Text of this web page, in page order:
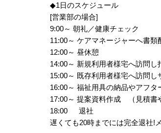
◆1日のスケジュール
[営業部の場合]
9:00～ 朝礼／健康チェック
11:00～ ケアマネージャーへ
12:00～ 昼休憩
14:00～ 新規利用者様宅へ訪問し
15:00～ 既存利用者様宅へ訪問
16:00～ 福祉用具の納品やアフタ
17:00～ 提案資料作成 （見積書
18:00 退社
遅くても20時までには完全退社!